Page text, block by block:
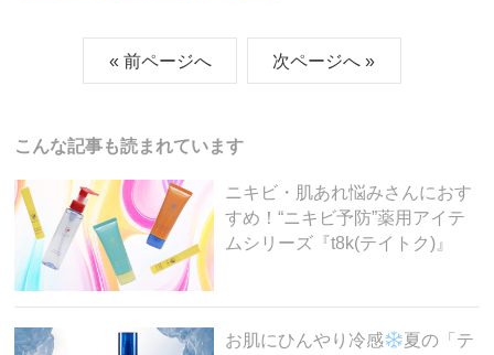
o
o
k
tt
er
e
e
n
ck
et
次ページへ »
« 前ページへ
こんな記事も読まれています
ニキビ・肌あれ悩みさんにおす
すめ！“ニキビ予防”薬用アイテ
ムシリーズ『t8k(テイトク)』
お肌にひんやり冷感
夏の「テ